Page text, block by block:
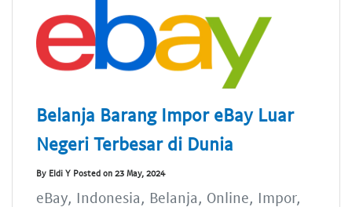
Belanja Barang Impor eBay Luar
Negeri Terbesar di Dunia
By Eldi Y Posted on 23 May, 2024
eBay, Indonesia, Belanja, Online, Impor,